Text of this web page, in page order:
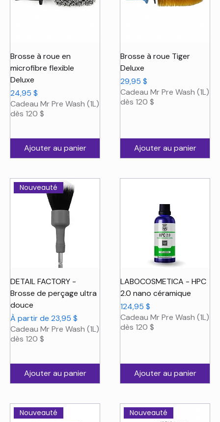
Brosse à roue en
microfibre flexible
Deluxe
Prix
24,95 $
Cadeau Mr Pre Wash (1L)
dès 120 $
Ajouter au panier
Brosse à roue Tiger
Deluxe
Prix
29,95 $
Cadeau Mr Pre Wash (1L)
dès 120 $
Ajouter au panier
Nouveauté
DETAIL FACTORY -
Brosse de perçage ultra
douce
À partir de 23,95 $
Prix promotionnel
Cadeau Mr Pre Wash (1L)
dès 120 $
Ajouter au panier
LABOCOSMETICA - HPC
2.0 nano céramique
Prix
124,95 $
Cadeau Mr Pre Wash (1L)
dès 120 $
Ajouter au panier
Nouveauté Nouveauté